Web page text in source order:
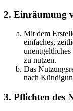
2. Einräumung
Mit dem
einfaches,
zu nutzen.
Das
nach
3. Pflichten des